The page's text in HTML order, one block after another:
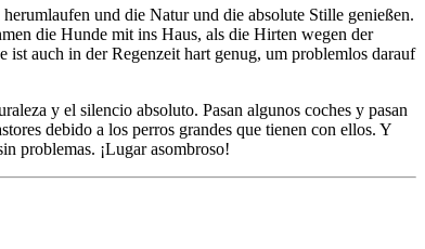
und die Natur und die absolute Stille genießen.
die Hunde mit ins Haus, als die Hirten wegen der
auch in der Regenzeit hart genug, um problemlos darauf
y el silencio absoluto. Pasan algunos coches y pasan
debido a los perros grandes que tienen con ellos. Y
problemas. ¡Lugar asombroso!